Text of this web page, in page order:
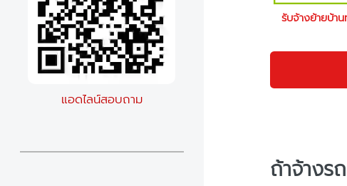
รับจ้างย้ายบ้า
ถ้าจ้างร
แอดไลน์สอบถาม